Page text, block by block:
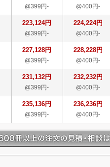
@399円- @400円-
223,124円
@399円-
224,224円
@400円-
227,128円
@399円-
228,228円
@400円-
231,132円
@399円-
232,232円
@400円-
235,136円
@399円-
236,236円
@400円-